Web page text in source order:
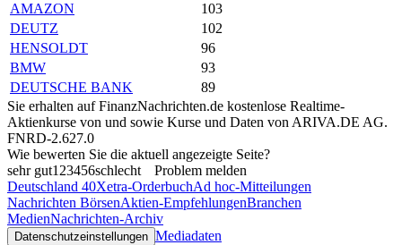
AMAZON
103
DEUTZ
102
HENSOLDT
96
BMW
93
DEUTSCHE BANK
89
Sie erhalten auf FinanzNachrichten.de kostenlose Realtime-
Aktienkurse von und sowie Kurse und Daten von ARIVA.DE AG.
FNRD-2.627.0
Wie bewerten Sie die aktuell angezeigte Seite?
sehr gut1 23456schlecht
Problem melden
Deutschland 40Xetra-OrderbuchAd hoc-Mitteilungen
Nachrichten BörsenAktien-EmpfehlungenBranchen
MedienNachrichten-Archiv
Datenschutzeinstellungen Mediadaten